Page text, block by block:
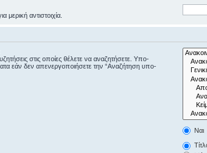
μερική αντιστοιχία.
στις οποίες θέλετε να αναζητήσετε. Υπο-
εάν δεν απενεργοποιήσετε την “Αναζήτηση υπο-
Ναι